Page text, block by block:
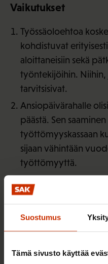
Suostumus
Tämä sivusto käyttää
Vaikutukset
Työssäoloehtoa
kohdistuvat
aloittaneisiin sekä
työntekijöihin.
tarvitsisivat.
Ansiopäivärahalle
päästä. Sen
työttömyyskassaan
sijaan vähintään
työttömyyttä.
Euroistamisen myötä
ja osa-aikatyötä
Heikennykset